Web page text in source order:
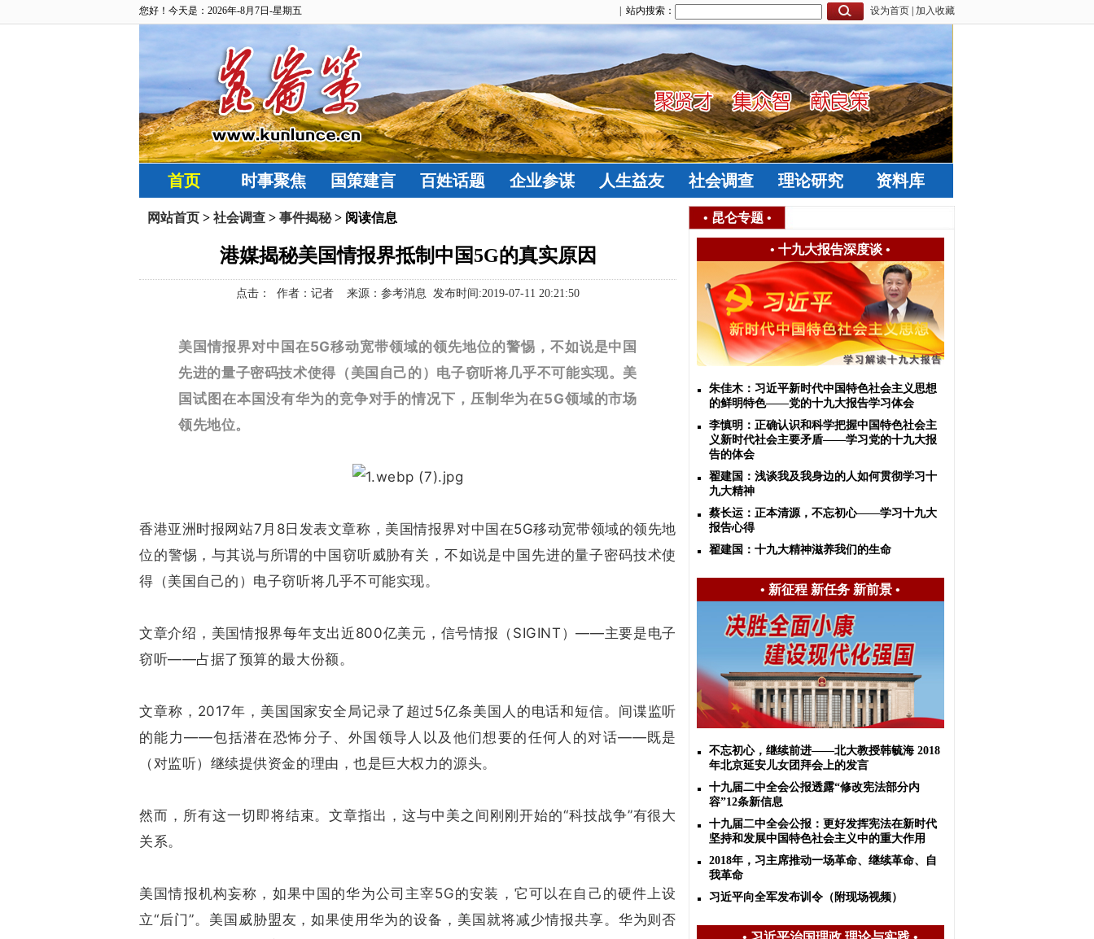
您好！今天是：2026年-8月7日-星期五 设为首页 加入收藏
| 站内搜索：
首页 时事聚焦 国策建言 百姓话题 企业参谋 人生益友 社会调查 理论研究 资料库
网站首页 > 社会调查 > 事件揭秘> 阅读信息
港媒揭秘美国情报界抵制中国5G的真实原因
点击： 作者：记者 来源：参考消息 发布时间:2019-07-11 20:21:50
美国情报界对中国在5G移动宽带领域的领先地位的警惕，不如说是中国
先进的量子密码技术使得（美国自己的）电子窃听将几乎不可能实现。美
国试图在本国没有华为的竞争对手的情况下，压制华为在5G领域的市场
领先地位。
香港亚洲时报网站7月8日发表文章称，美国情报界对中国在5G移动宽带领域的领先地
位的警惕，与其说与所谓的中国窃听威胁有关，不如说是中国先进的量子密码技术使
得（美国自己的）电子窃听将几乎不可能实现。
文章介绍，美国情报界每年支出近800亿美元，信号情报（SIGINT）——主要是电子
窃听——占据了预算的最大份额。
文章称，2017年，美国国家安全局记录了超过5亿条美国人的电话和短信。间谍监听
的能力——包括潜在恐怖分子、外国领导人以及他们想要的任何人的对话——既是
（对监听）继续提供资金的理由，也是巨大权力的源头。
然而，所有这一切即将结束。文章指出，这与中美之间刚刚开始的“科技战争”有很大
关系。
美国情报机构妄称，如果中国的华为公司主宰5G的安装，它可以在自己的硬件上设
立“后门”。美国威胁盟友，如果使用华为的设备，美国就将减少情报共享。华为则否
• 昆仑专题 •
• 十九大报告深度谈•
朱佳木：习近平新时代中国特色社会主义思想
的鲜明特色——党的十九大报告学习体会
李慎明：正确认识和科学把握中国特色社会主
义新时代社会主要矛盾——学习党的十九大报
告的体会
翟建国：浅谈我及我身边的人如何贯彻学习十
九大精神
蔡长运：正本清源，不忘初心——学习十九大
报告心得
翟建国：十九大精神滋养我们的生命
• 新征程 新任务 新前景•
不忘初心，继续前进——北大教授韩毓海 2018
年北京延安儿女团拜会上的发言
十九届二中全会公报透露“修改宪法部分内
容”12条新信息
十九届二中全会公报：更好发挥宪法在新时代
坚持和发展中国特色社会主义中的重大作用
2018年，习主席推动一场革命、继续革命、自
我革命
习近平向全军发布训令（附现场视频）